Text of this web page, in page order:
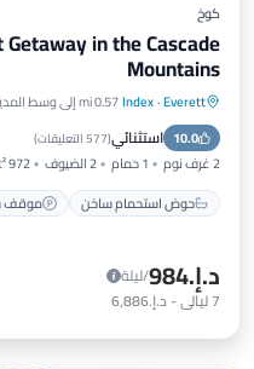
كوخ
in the Cascade
Mountains
Everett
·
Index0.57 mi إلى وسط المدينة
10.0 استثنائي(577 التعليقات )
2 غرف نوم 1 حمام 2 الضيوف
972 ft²
حوض استحمام ساخن
موقف
حوض استحمام ساخن
شرفة / تراس
د.إ.‏984
/ليلة
7ليالي- د.إ.‏6,886